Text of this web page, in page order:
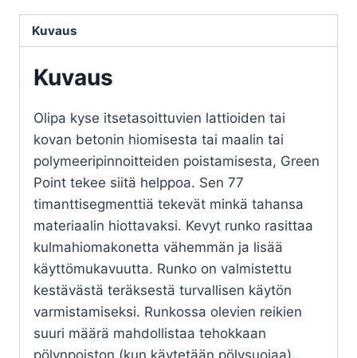
Kuvaus
Kuvaus
Olipa kyse itsetasoittuvien lattioiden tai
kovan betonin hiomisesta tai maalin tai
polymeeripinnoitteiden poistamisesta, Green
Point tekee siitä helppoa. Sen 77
timanttisegmenttiä tekevät minkä tahansa
materiaalin hiottavaksi. Kevyt runko rasittaa
kulmahiomakonetta vähemmän ja lisää
käyttömukavuutta. Runko on valmistettu
kestävästä teräksestä turvallisen käytön
varmistamiseksi. Runkossa olevien reikien
suuri määrä mahdollistaa tehokkaan